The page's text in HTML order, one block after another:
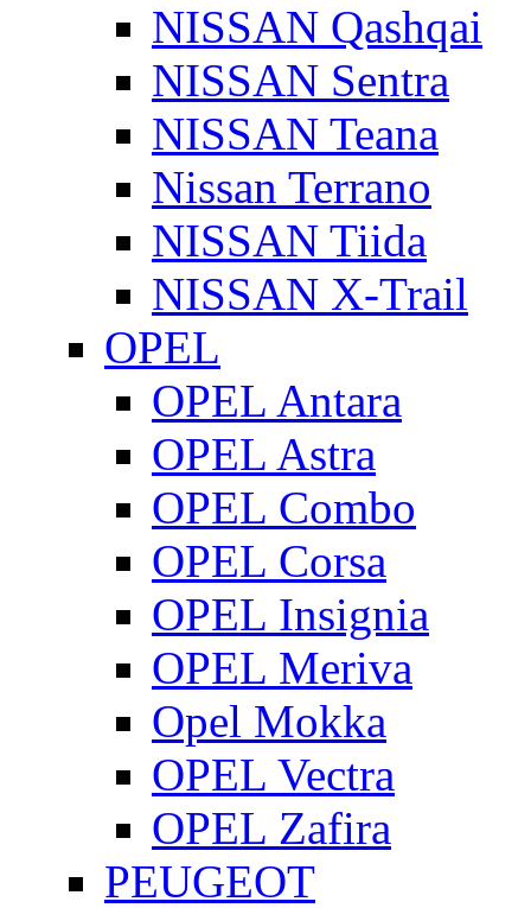
NISSAN Qashqai
NISSAN Sentra
NISSAN Teana
Nissan Terrano
NISSAN Tiida
NISSAN X-Trail
OPEL
OPEL Antara
OPEL Astra
OPEL Combo
OPEL Corsa
OPEL Insignia
OPEL Meriva
Opel Mokka
OPEL Vectra
OPEL Zafira
PEUGEOT